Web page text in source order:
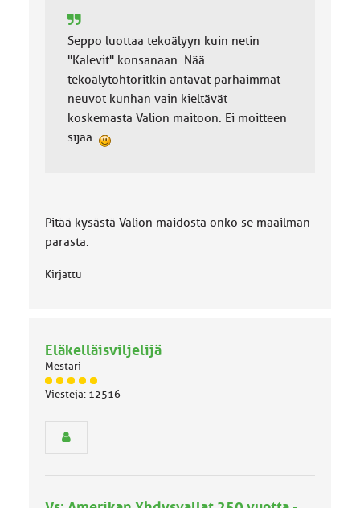
Seppo luottaa tekoälyyn kuin netin
"Kalevit" konsanaan. Nää
tekoälytohtoritkin antavat parhaimmat
neuvot kunhan vain kieltävät
koskemasta Valion maitoon. Ei moitteen
sijaa.
Pitää kysästä Valion maidosta onko se maailman
parasta.
Kirjattu
Eläkelläisviljelijä
Mestari
J
ä
Viestejä: 12516